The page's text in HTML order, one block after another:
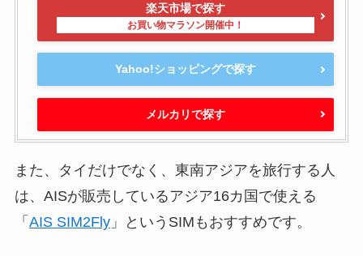
楽天市場で探す
Yahoo!ショッピングで探す
メルカリで探す
また、タイだけでなく、東南アジアを旅行する人
は、AISが販売しているアジア16カ国で使える
「 AIS SIM2Fly」というSIMもおすすめです。